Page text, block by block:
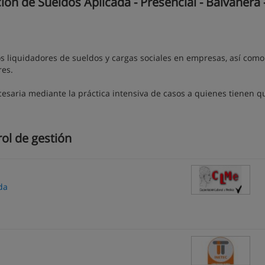
de sueldos y cargas sociales en empresas, así
mediante la práctica intensiva de casos a quienes tienen
de gestión